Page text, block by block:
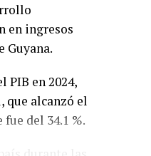
en ingresos
Guyana.
PIB en 2024,
que alcanzó el
del 34.1 %.